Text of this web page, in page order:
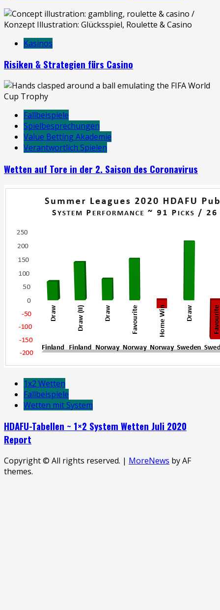
Kasinos
Risiken & Strategien fürs Casino
Fallbeispiele
Spielbesprechungen
Value Betting Akademie
Verantwortlich Spielen
Wetten auf Tore in der 2. Saison des Coronavirus
1x2 Wetten
Fallbeispiele
Wetten mit System
HDAFU-Tabellen ~ 1×2 System Wetten Juli 2020
Report
Copyright © All rights reserved. | MoreNews by AF
themes.